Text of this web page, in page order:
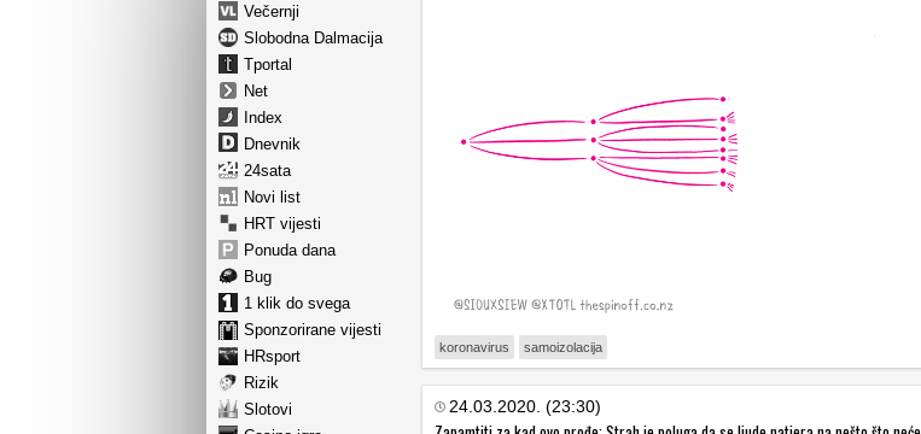
Večernji
Slobodna Dalmacija
Tportal
Net
Index
Dnevnik
24sata
Novi list
HRT vijesti
Ponuda dana
Bug
1 klik do svega
Sponzorirane vijesti
HRsport
Rizik
Slotovi
koronavirus samoizolacija
24.03.2020. (23:30)